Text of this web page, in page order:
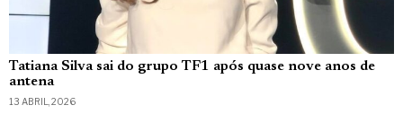
Tatiana Silva sai do grupo TF1 após quase nove anos de
antena
13 ABRIL, 2026